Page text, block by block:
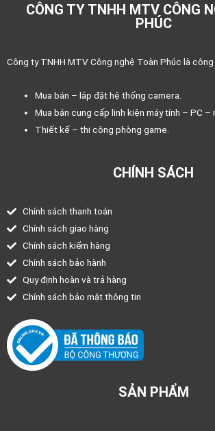
CÔNG TY TNHH MTV CÔNG
PHÚC
Công ty TNHH MTV Công nghệ Toàn Phúc là
Mua bán – lắp đặt hệ thống camera.
Mua bán cung cấp linh kiện máy tính – PC –
Thiết kế – thi công phòng game.
CHÍNH SÁCH
Chính sách thanh toán
Chính sách giao hàng
Chính sách kiểm hàng
Chính sách bảo hành
Quy định hoàn và trả hàng
Chính sách bảo mật thông tin
SẢN PHẨM